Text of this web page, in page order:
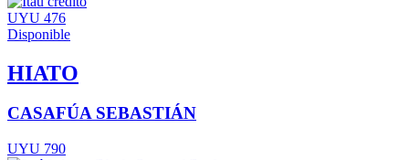
UYU 476
Disponible
HIATO
CASAFÚA SEBASTIÁN
UYU 790